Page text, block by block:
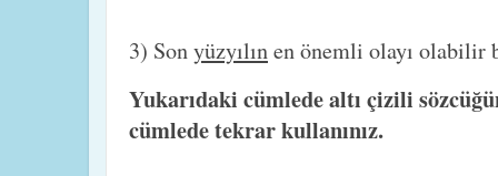
3) Sonyüzyılınen önemli olayı olabilir
Yukarıdaki cümlede altı çizili
cümlede tekrar kullanınız.